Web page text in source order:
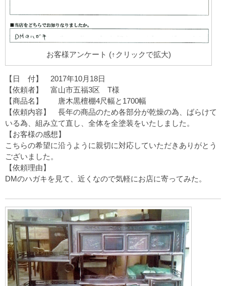
お客様アンケート (↑クリックで拡大)
【日 付】 2017年10月18日
【依頼者】 富山市五福3区 T様
【商品名】 唐木黒檀棚4尺幅と1700幅
【依頼内容】 長年の商品のため各部分が乾燥の為、ばらけて
いる為、組み立て直し、全体を全塗装をいたしました。
【お客様の感想】
こちらの希望に沿うように親切に対応していただきありがとう
ございました。
【依頼理由】
DMのハガキを見て、近くなので気軽にお店に寄ってみた。